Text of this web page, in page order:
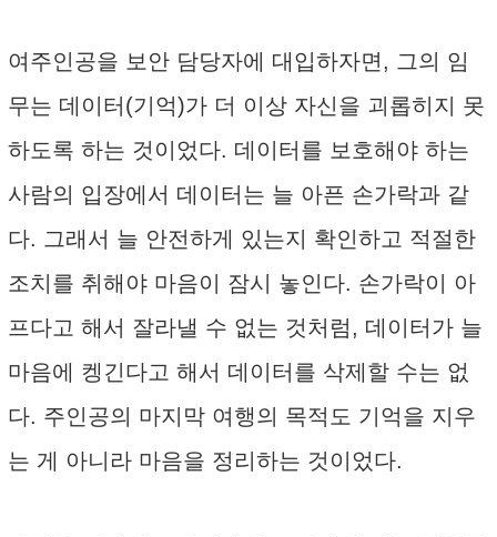
여주인공을 보안 담당자에 대입하자면, 그의 임
무는 데이터(기억)가 더 이상 자신을 괴롭히지 못
하도록 하는 것이었다. 데이터를 보호해야 하는
사람의 입장에서 데이터는 늘 아픈 손가락과 같
다. 그래서 늘 안전하게 있는지 확인하고 적절한
조치를 취해야 마음이 잠시 놓인다. 손가락이 아
프다고 해서 잘라낼 수 없는 것처럼, 데이터가 늘
마음에 켕긴다고 해서 데이터를 삭제할 수는 없
다. 주인공의 마지막 여행의 목적도 기억을 지우
는 게 아니라 마음을 정리하는 것이었다.